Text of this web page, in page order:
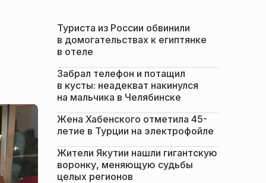
Туриста из России обвинили
в домогательствах к египтянке
в отеле
Забрал телефон и потащил
в кусты: неадекват накинулся
на мальчика в Челябинске
Жена Хабенского отметила 45-
летие в Турции на электрофойле
Жители Якутии нашли гигантскую
воронку, меняющую судьбы
целых регионов